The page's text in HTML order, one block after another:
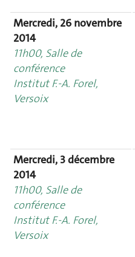
Mercredi, 26 novembre
2014
11h00, Salle de
conférence
Institut F.-A. Forel,
Versoix
Mercredi, 3 décembre
2014
11h00, Salle de
conférence
Institut F.-A. Forel,
Versoix